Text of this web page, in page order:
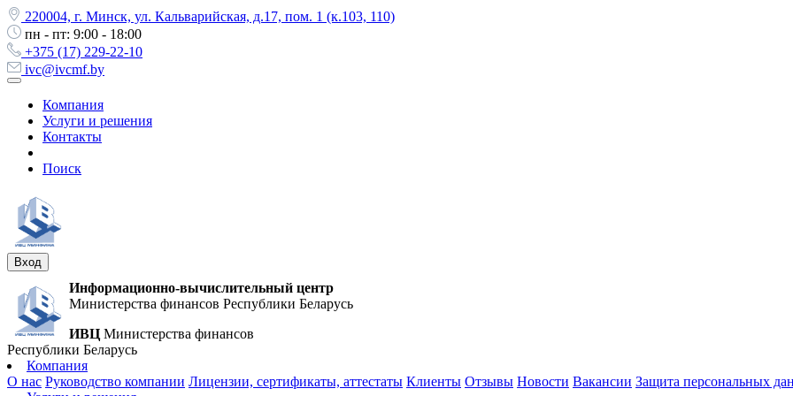
220004, г. Минск, ул. Кальварийская, д.17, пом. 1 (к.103, 110)
пн - пт: 9:00 - 18:00
+375 (17) 229-22-10
ivc@ivcmf.by
Компания
Услуги и решения
Контакты
Поиск
Вход
Информационно-вычислительный центр
Министерства финансов Республики Беларусь
ИВЦ Министерства финансов
Республики Беларусь
Компания
О нас Руководство компании Лицензии, сертификаты, аттестаты Клиенты Отзывы Новости Вакансии Защита персональных